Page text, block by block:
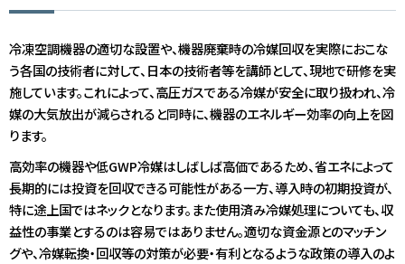
冷凍空調機器の適切な設置や、機器廃棄時の冷媒回収を実際におこな
う各国の技術者に対して、日本の技術者等を講師として、現地で研修を実
施しています。これによって、高圧ガスである冷媒が安全に取り扱われ、冷
媒の大気放出が減らされると同時に、機器のエネルギー効率の向上を図
ります。
高効率の機器や低GWP冷媒はしばしば高価であるため、省エネによって
長期的には投資を回収できる可能性がある一方、導入時の初期投資が、
特に途上国ではネックとなります。また使用済み冷媒処理についても、収
益性の事業とするのは容易ではありません。適切な資金源とのマッチン
グや、冷媒転換・回収等の対策が必要・有利となるような政策の導入のよ